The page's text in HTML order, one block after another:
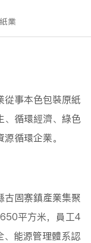
業
事本色包裝原紙
、循環經濟、綠色
循環企業。
固寨鎮產業集聚
平方米，員工4
能源管理體系認